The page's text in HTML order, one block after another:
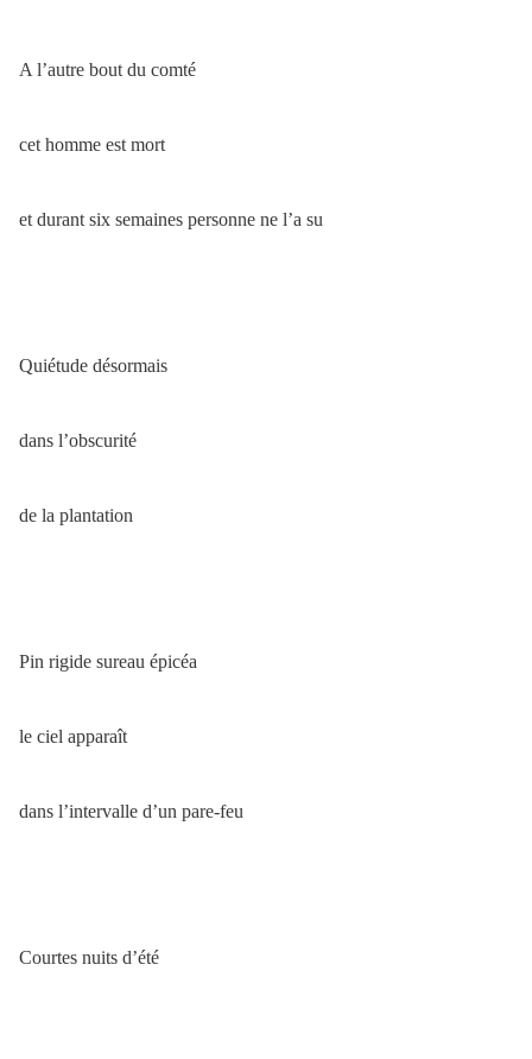
A l’autre bout du comté
cet homme est mort
et durant six semaines personne ne l’a su
Quiétude désormais
dans l’obscurité
de la plantation
Pin rigide sureau épicéa
le ciel apparaît
dans l’intervalle d’un pare-feu
Courtes nuits d’été